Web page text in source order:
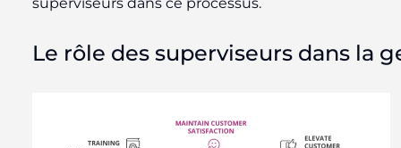
Le rôle des superviseurs dans la